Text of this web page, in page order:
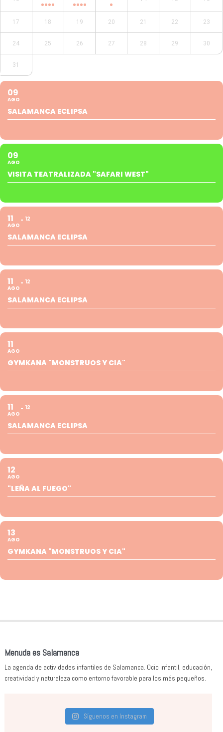
17 18 19 20 21 22 23
24 25 26 27 28 29 30
31
09
AGO
SALAMANCA ECLIPSA
09
AGO
VISITA TEATRALIZADA "SAFARI WEST"
11
AGO
12
SALAMANCA ECLIPSA
11
AGO
12
SALAMANCA ECLIPSA
11
AGO
GYMKANA "MONSTRUOS Y CIA"
11
AGO
12
SALAMANCA ECLIPSA
12
AGO
"LEÑA AL FUEGO"
13
AGO
GYMKANA "MONSTRUOS Y CIA"
Menuda es Salamanca
La agenda de actividades infantiles de Salamanca. Ocio infantil, educación,
creatividad y naturaleza como entorno favorable para los más pequeños.
Síguenos en Instagram